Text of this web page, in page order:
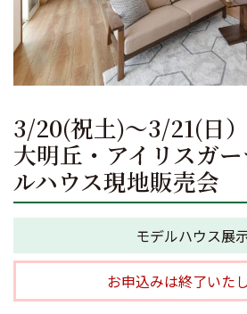
3/20(祝土)～3/21(日
大明丘・アイリスガ
ルハウス現地販売会
モデルハウス展
お申込みは終了いた